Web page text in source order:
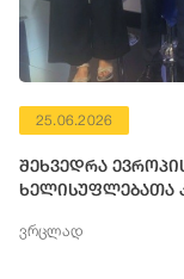
25.06.2026
შეხვედრა
ხელისუფლებათა
ვრცლად